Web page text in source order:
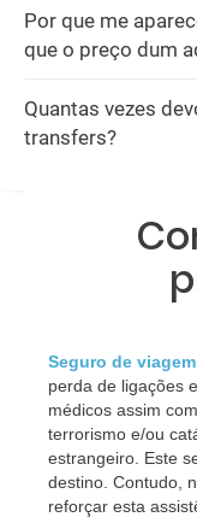
Por que me
que o preço dum
Quantas vezes
transfers?
Seguro de
perda de ligações
médicos assim
terrorismo e/ou
estrangeiro. Este
destino. Contudo,
reforçar esta